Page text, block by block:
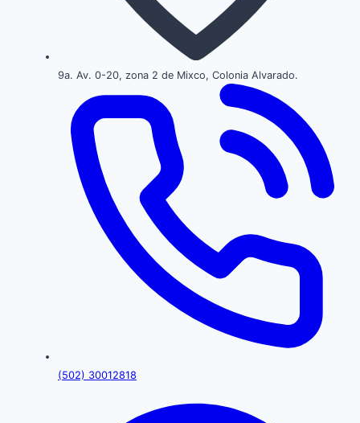
9a. Av. 0-20, zona 2 de Mixco, Colonia Alvarado.
(502) 30012818